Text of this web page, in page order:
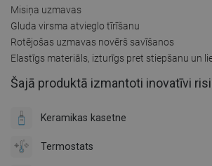
Misiņa uzmavas
Gluda virsma atvieglo tīrīšanu
Rotējošas uzmavas novērš savīšanos
Elastīgs materiāls, izturīgs pret stiepšanu un
Šajā produktā izmantoti inovatīvi
Keramikas kasetne
Termostats